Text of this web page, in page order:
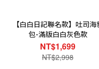
【白白日記聯名款】吐司海
包-滿版白白灰色款
NT$1,699
NT$2,998